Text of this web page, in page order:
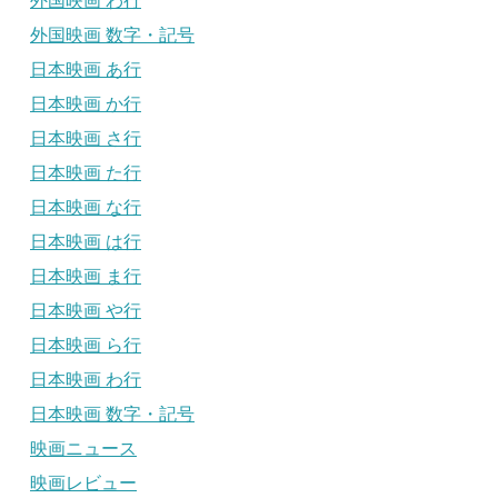
外国映画 数字・記号
日本映画 あ行
日本映画 か行
日本映画 さ行
日本映画 た行
日本映画 な行
日本映画 は行
日本映画 ま行
日本映画 や行
日本映画 ら行
日本映画 わ行
日本映画 数字・記号
映画ニュース
映画レビュー